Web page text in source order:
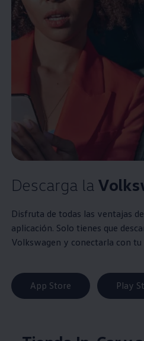
Descarga la
Disfruta de todas las ventajas
aplicación. Solo tienes que
Volkswagen y conectarla con tu
App Store Play